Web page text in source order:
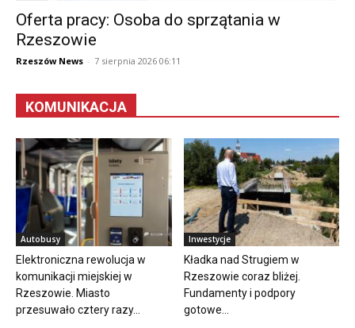
Oferta pracy: Osoba do sprzątania w
Rzeszowie
Rzeszów News - 7 sierpnia 2026 06:11
KOMUNIKACJA
Autobusy
Elektroniczna rewolucja w
komunikacji miejskiej w
Rzeszowie. Miasto
przesuwało cztery razy...
Inwestycje
Kładka nad Strugiem w
Rzeszowie coraz bliżej.
Fundamenty i podpory
gotowe...